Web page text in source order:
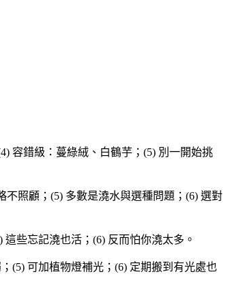
容錯級：蔓綠絨、白鶴芋；(5) 別一開始挑
照顧；(5) 多數是澆水與選種問題；(6) 選對
些忘記澆也活；(6) 反而怕你澆太多。
(5) 可加植物燈補光；(6) 定期搬到有光處也